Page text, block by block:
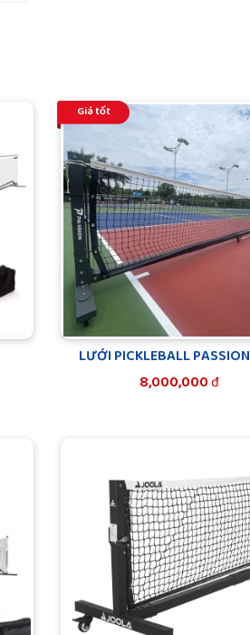
Giá tốt
LƯỚI PICKLEBALL
8,000,000đ